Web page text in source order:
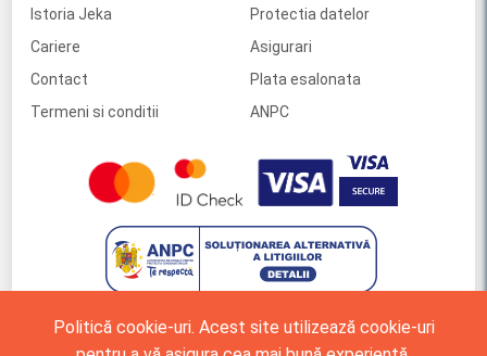
Politică cookie-uri. Acest site utilizează cookie-uri
Istoria Jeka
Cariere
Contact
Termeni si conditii
Protectia datelor
Asigurari
Plata esalonata
ANPC